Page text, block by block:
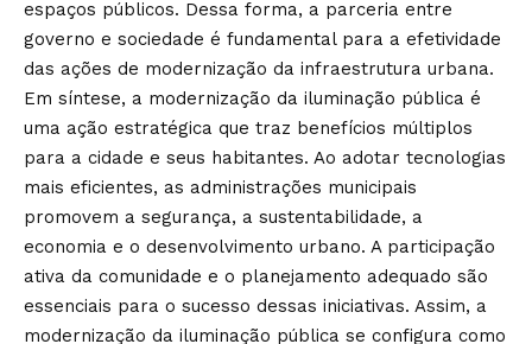
espaços públicos. Dessa forma, a parceria entre
governo e sociedade é fundamental para a efetividade
das ações de modernização da infraestrutura urbana.
Em síntese, a modernização da iluminação pública é
uma ação estratégica que traz benefícios múltiplos
para a cidade e seus habitantes. Ao adotar tecnologias
mais eficientes, as administrações municipais
promovem a segurança, a sustentabilidade, a
economia e o desenvolvimento urbano. A participação
ativa da comunidade e o planejamento adequado são
essenciais para o sucesso dessas iniciativas. Assim, a
modernização da iluminação pública se configura como